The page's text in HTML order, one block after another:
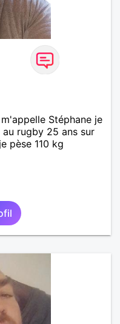
Stéphane je
rugby 25 ans sur
pèse 110 kg